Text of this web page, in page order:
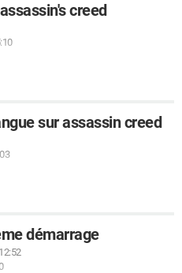
creed
sur assassin creed
démarrage